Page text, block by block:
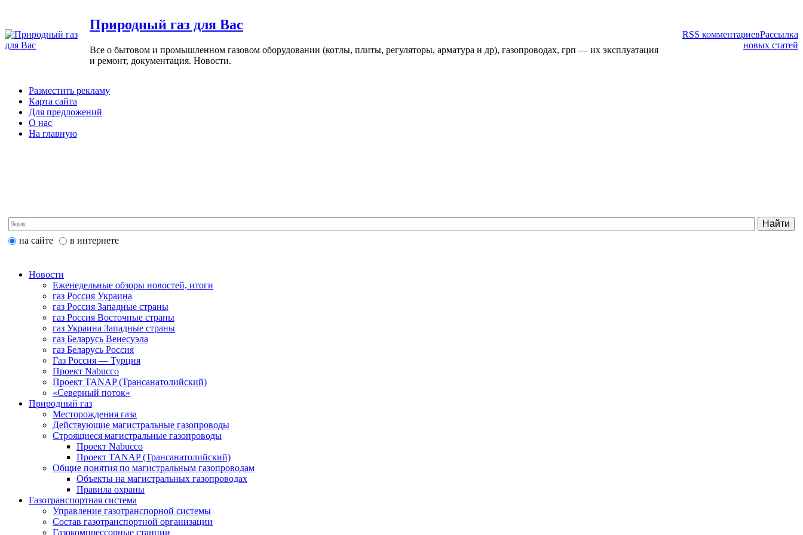
Природный газ для Вас
Все о бытовом и промышленном газовом оборудовании (котлы, плиты, регуляторы, арматура и др), газопроводах, грп — их эксплуатация
и ремонт, документация. Новости.
RSS комментариевРассылка
новых статей
Разместить рекламу
Карта сайта
Для предложений
О нас
На главную
на сайте в интернете
Новости
Еженедельные обзоры новостей, итоги
газ Россия Украина
газ Россия Западные страны
газ Россия Восточные страны
газ Украина Западные страны
газ Беларусь Венесуэла
газ Беларусь Россия
Газ Россия — Турция
Проект Nabucco
Проект TANAP (Трансанатолийский)
«Северный поток»
Природный газ
Месторождения газа
Действующие магистральные газопроводы
Строящиеся магистральные газопроводы
Проект Nabucco
Проект TANAP (Трансанатолийский)
Общие понятия по магистральным газопроводам
Объекты на магистральных газопроводах
Правила охраны
Газотранспортная система
Управление газотранспорной системы
Состав газотранспортной организации
Газокомпрессорные станции